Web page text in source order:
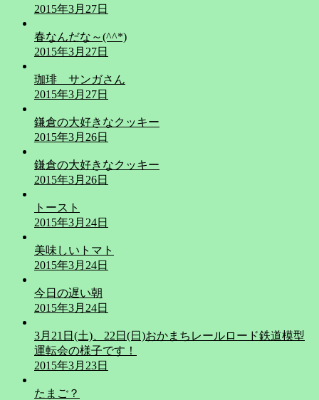
2015年3月27日
春なんだな～(^^*)
2015年3月27日
珈琲 サンガさん
2015年3月27日
鎌倉の大好きなクッキー
2015年3月26日
鎌倉の大好きなクッキー
2015年3月26日
トースト
2015年3月24日
美味しいトマト
2015年3月24日
今日の遅い朝
2015年3月24日
3月21日(土)、22日(日)おかまちレールロード鉄道模型
運転会の様子です！
2015年3月23日
たまご？